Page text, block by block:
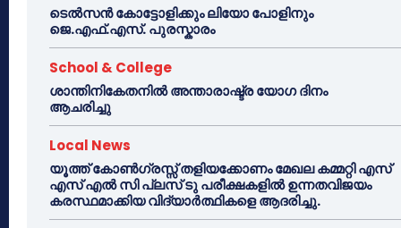
ടെൽസൻ കോട്ടോളിക്കും ലിയോ പോളിനും
ജെ.എഫ്.എസ്. പുരസ്കാരം
School & College
ശാന്തിനികേതനിൽ അന്താരാഷ്ട്ര യോഗ ദിനം
ആചരിച്ചു
Local News
യൂത്ത് കോൺഗ്രസ്സ് തളിയക്കോണം മേഖല കമ്മറ്റി എസ്
എസ് എൽ സി പ്ലസ് ടു പരീക്ഷകളിൽ ഉന്നതവിജയം
കരസ്ഥമാക്കിയ വിദ്യാർത്ഥികളെ ആദരിച്ചു.